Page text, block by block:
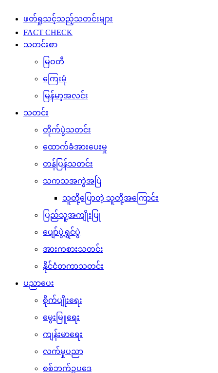
ဖတ်ရှုသင့်သည့်သတင်းများ
FACT CHECK
သတင်းစာ
မြဝတီ
ကြေးမုံ
မြန်မာ့အလင်း
သတင်း
တိုက်ပွဲသတင်း
ထောက်ခံအားပေးမှု
တန်ပြန်သတင်း
သကသအကွဲအပြဲ
သူတို့ပြောတဲ့ သူတို့အကြောင်း
ပြည်သူ့အကျိုးပြု
ပျော်ပွဲရွှင်ပွဲ
အားကစားသတင်း
နိုင်ငံတကာသတင်း
ပညာပေး
စိုက်ပျိုးရေး
မွေးမြူရေး
ကျန်းမာရေး
လက်မှုပညာ
စစ်ဘက်ဥပဒေ